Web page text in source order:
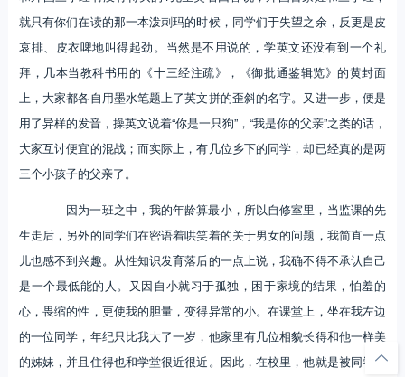
就只有你们在读的那一本泼刺玛的时候，同学们于失望之余，反更是皮
哀排、皮衣啤地叫得起劲。当然是不用说的，学英文还没有到一个礼
拜，几本当教科书用的《十三经注疏》，《御批通鉴辑览》的黄封面
上，大家都各自用墨水笔题上了英文拼的歪斜的名字。又进一步，便是
用了异样的发音，操英文说着“你是一只狗”，“我是你的父亲”之类的话，
大家互讨便宜的混战；而实际上，有几位乡下的同学，却已经真的是两
三个小孩子的父亲了。
因为一班之中，我的年龄算最小，所以自修室里，当监课的先
生走后，另外的同学们在密语着哄笑着的关于男女的问题，我简直一点
儿也感不到兴趣。从性知识发育落后的一点上说，我确不得不承认自己
是一个最低能的人。又因自小就习于孤独，困于家境的结果，怕羞的
心，畏缩的性，更使我的胆量，变得异常的小。在课堂上，坐在我左边
的一位同学，年纪只比我大了一岁，他家里有几位相貌长得和他一样美
的姊妹，并且住得也和学堂很近很近。因此，在校里，他就是被同学们